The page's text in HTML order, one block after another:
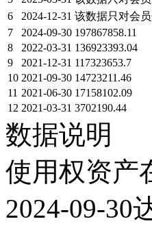
6
2024-12-31 该数据只对会
7
2024-09-30 197867858.11
8
2022-03-31 136923393.04
9
2021-12-31 117323653.7
10 2021-09-30 14723211.46
11 2021-06-30 17158102.09
12 2021-03-31 3702190.44
数据说明
使用权资产
2024-09-30